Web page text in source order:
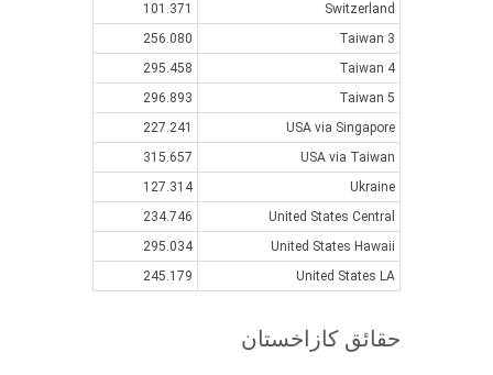
Switzerland
101.371
Taiwan 3
256.080
Taiwan 4
295.458
Taiwan 5
296.893
USA via Singapore
227.241
USA via Taiwan
315.657
Ukraine
127.314
United States Central
234.746
United States Hawaii
295.034
United States LA
245.179
حقائق كازاخستان